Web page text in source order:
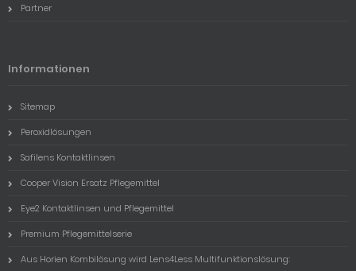
Partner
Informationen
Sitemap
Peroxidlösungen
Safilens Kontaktlinsen
Cooper Vision Ersatz Pflegemittel
Eye2 Kontaktlinsen und Pflegemittel
Premium Pflegemittelserie
Aus Horien Kombilösung wird Lens4Less Multifunktionslösung: